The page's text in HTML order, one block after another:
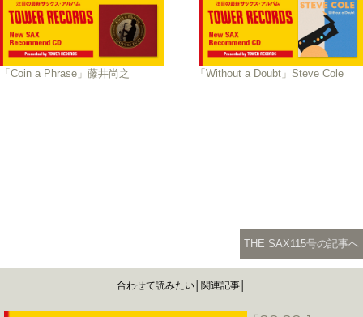
「Coin a Phrase」藤井尚之 「Without a Doubt」Steve Cole
THE SAX115号の記事へ
合わせて読みたい│関連記事│